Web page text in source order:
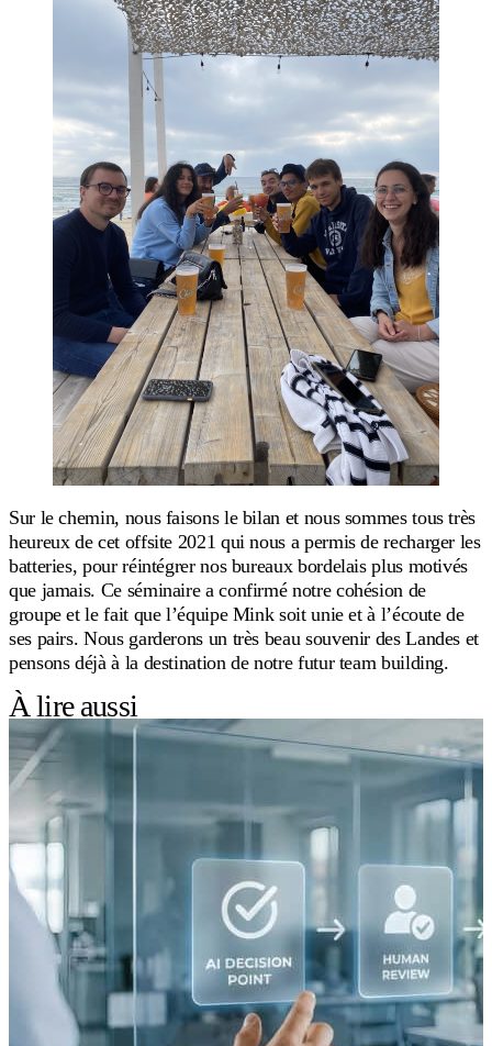
Sur le chemin, nous faisons le bilan et nous sommes tous très
heureux de cet offsite 2021 qui nous a permis de recharger les
batteries, pour réintégrer nos bureaux bordelais plus motivés
que jamais. Ce séminaire a confirmé notre cohésion de
groupe et le fait que l’équipe Mink soit unie et à l’écoute de
ses pairs. Nous garderons un très beau souvenir des Landes et
pensons déjà à la destination de notre futur team building.
À lire aussi